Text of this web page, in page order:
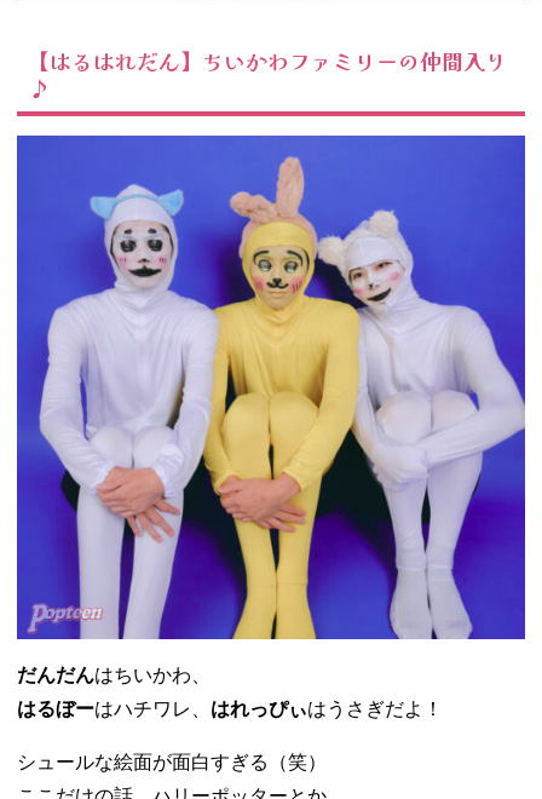
【はるはれだん】ちいかわファミリーの仲間入り
♪
だんだんはちいかわ、
はるぼーはハチワレ、 はれっぴぃはうさぎだよ！
シュールな絵面が面白すぎる（笑）